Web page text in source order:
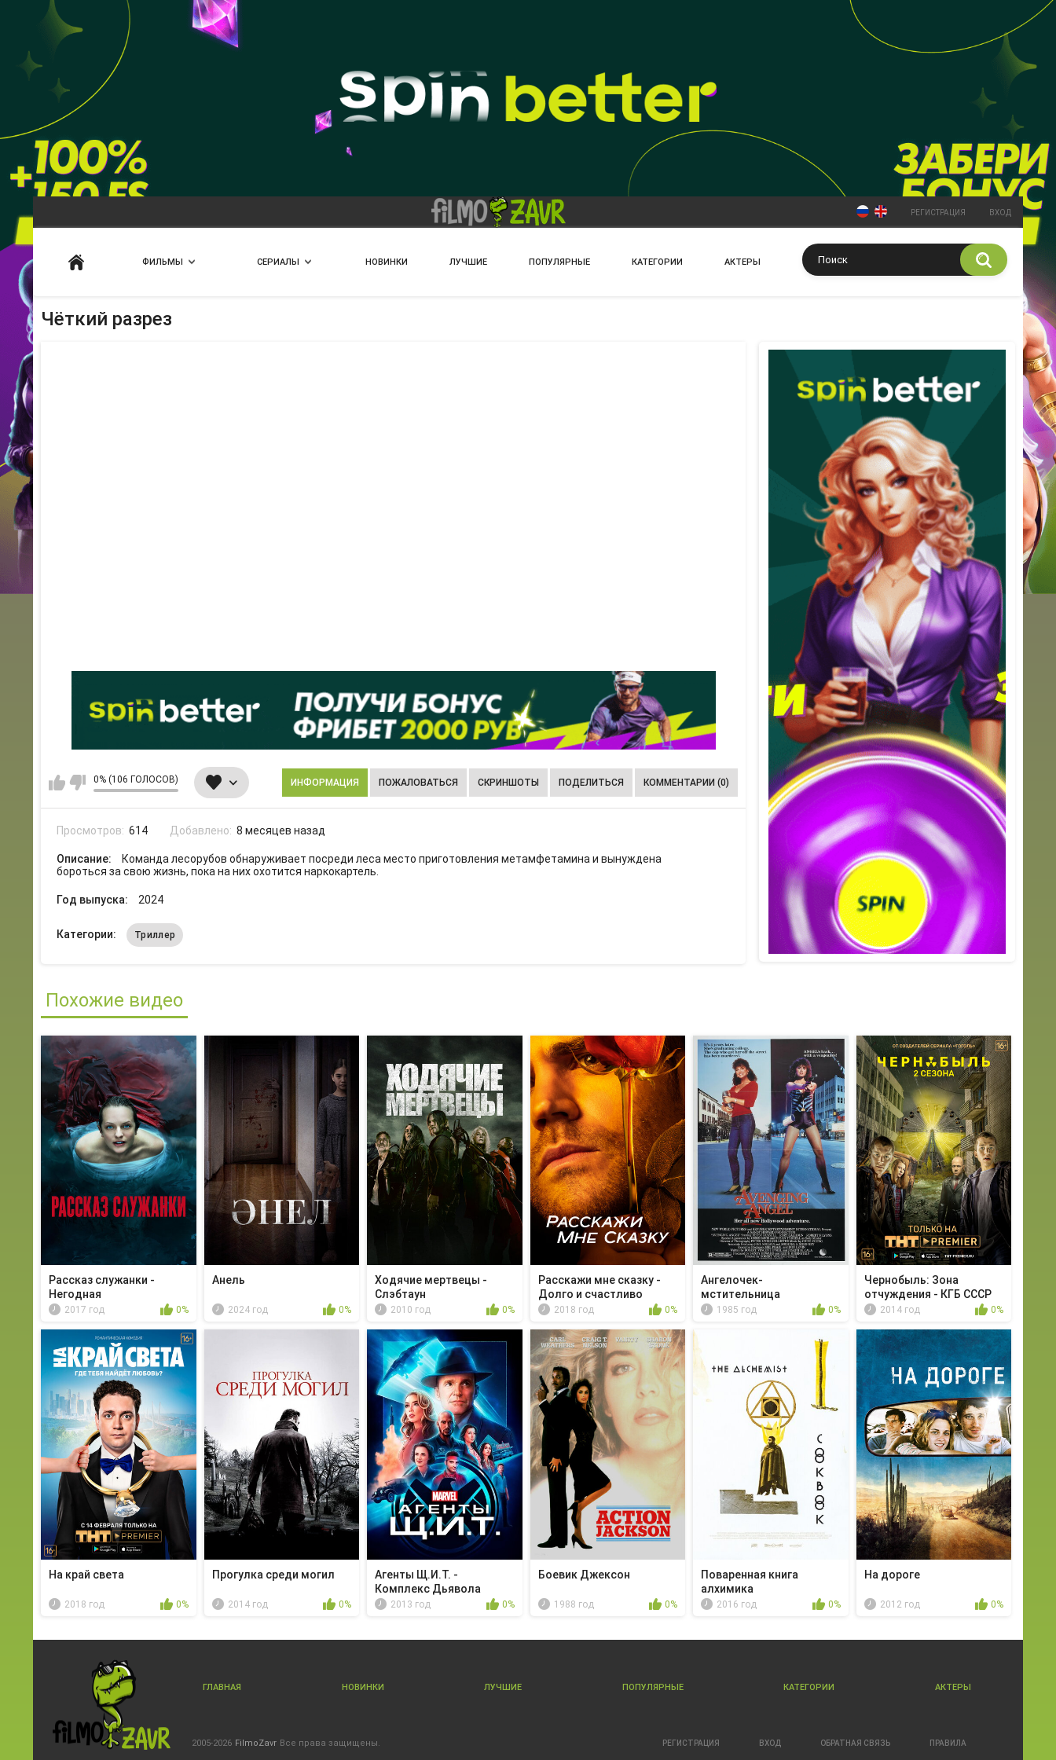
РЕГИСТРАЦИЯ ВХОД
ФИЛЬМЫ СЕРИАЛЫ НОВИНКИ ЛУЧШИЕ ПОПУЛЯРНЫЕ КАТЕГОРИИ АКТЕРЫ
Чёткий разрез
0% (106 ГОЛОСОВ) ИНФОРМАЦИЯ ПОЖАЛОВАТЬСЯ СКРИНШОТЫ ПОДЕЛИТЬСЯ КОММЕНТАРИИ (0)
Просмотров: 614 Добавлено: 8 месяцев назад
Описание:
Команда лесорубов обнаруживает посреди леса место приготовления метамфетамина и вынуждена
бороться за свою жизнь, пока на них охотится наркокартель.
Год выпуска: 2024
Категории: Триллер
Похожие видео
Рассказ служанки -
Негодная
2017 год 0%
Анель
2024 год 0%
Ходячие мертвецы -
Слэбтаун
2010 год 0%
Расскажи мне сказку -
Долго и счастливо
2018 год 0%
Ангелочек-
мстительница
1985 год 0%
Чернобыль: Зона
отчуждения - КГБ СССР
2014 год 0%
На край света
2018 год 0%
Прогулка среди могил
2014 год 0%
Агенты Щ.И.Т. -
Комплекс Дьявола
2013 год 0%
Боевик Джексон
1988 год 0%
Поваренная книга
алхимика
2016 год 0%
На дороге
2012 год 0%
ГЛАВНАЯ НОВИНКИ ЛУЧШИЕ ПОПУЛЯРНЫЕ КАТЕГОРИИ АКТЕРЫ
2005-2026 FilmoZavr Все права защищены. РЕГИСТРАЦИЯ ВХОД ОБРАТНАЯ СВЯЗЬ ПРАВИЛА